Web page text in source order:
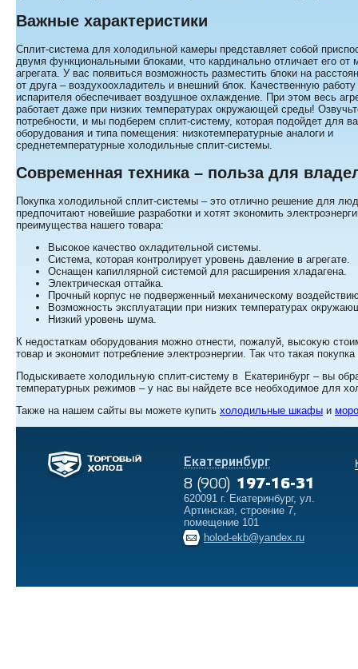
Важные характеристики
Сплит-система для холодильной камеры представляет собой
двумя функциональными блоками, что кардинально отличает его от
агрегата. У вас появиться возможность разместить блоки на
от друга – воздухоохладитель и внешний блок. Качественную работу
испарителя обеспечивает воздушное охлаждение. При этом весь
работает даже при низких температурах окружающей среды!
потребности, и мы подберем сплит-систему, которая подойдет для
оборудования и типа помещения: низкотемпературные аналоги и
среднетемпературные холодильные сплит-системы.
Современная техника – польза для
Покупка холодильной сплит-системы – это отлично решение для
предпочитают новейшие разработки и хотят экономить
преимущества нашего товара:
Высокое качество охладительной системы.
Система, которая контролирует уровень давление в агрегате.
Оснащен капиллярной системой для расширения хладагена.
Электрическая оттайка.
Прочный корпус не подверженный механическому
Возможность эксплуатации при низких температурах
Низкий уровень шума.
К недостаткам оборудования можно отнести, пожалуй, высокую
товар и экономит потребление электроэнергии. Так что такая
Подыскиваете холодильную сплит-систему в Екатеринбург – вы
температурных режимов – у нас вы найдете все необходимое для
Также на нашем сайты вы можете купить холодильные шкафы и
Екатеринбург
8 (900) 197-16-31
620091 г. Екатеринбург, ул.
Артинская, строение 7,
помещение 101
holod-ekb@yandex.ru